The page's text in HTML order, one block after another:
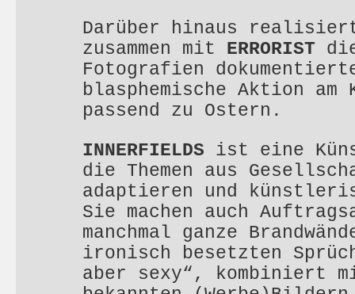
Darüber hinaus
zusammen mit ERRORIST
Fotografien
blasphemische Aktion am
passend zu Ostern.
INNERFIELDS ist eine
die Themen aus
adaptieren und
Sie machen auch
manchmal ganze
ironisch besetzten
aber sexy“, kombiniert